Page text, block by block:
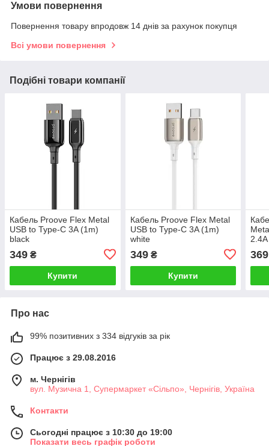
Умови повернення
Повернення товару впродовж 14 днів за рахунок покупця
Всі умови повернення
Подібні товари компанії
Кабель Proove Flex Metal
USB to Type-C 3A (1m)
black
349 ₴
Купити
Кабель Proove Flex Metal
USB to Type-C 3A (1m)
white
349₴
Купити
369
Про нас
99% позитивних з 334 відгуків за рік
Працює з 29.08.2016
м. Чернігів
вул. Музична 1, Супермаркет «Сільпо», Чернігів, Україна
Контакти
Сьогодні працює з 10:30 до 19:00
Показати весь графік роботи